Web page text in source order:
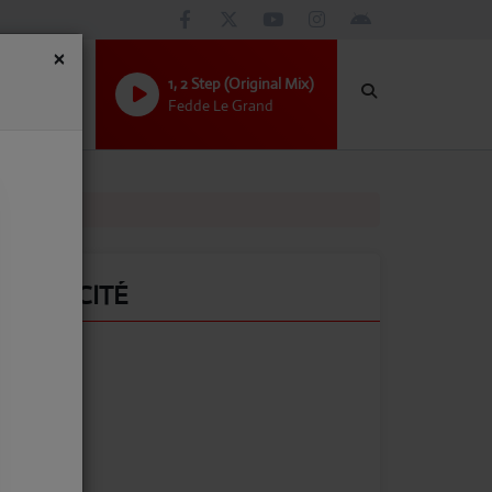
1, 2 Step (Original Mix)
Fedde Le Grand
PUBLICITÉ
×